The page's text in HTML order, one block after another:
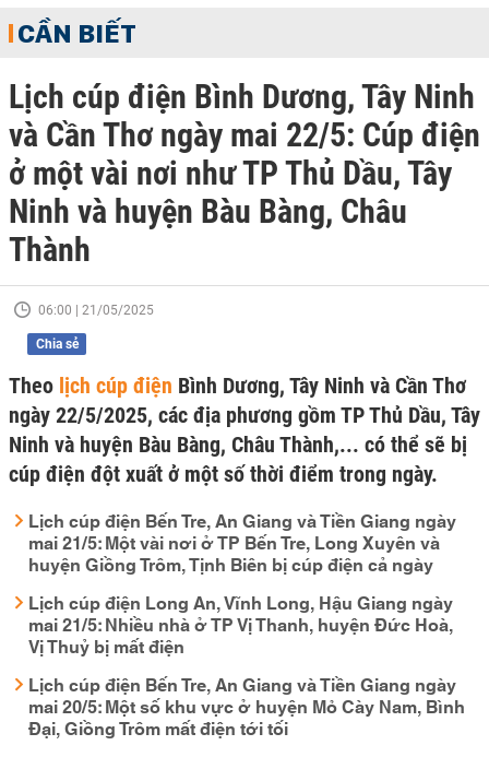
CẦN BIẾT
Lịch cúp điện Bình Dương, Tây Ninh
và Cần Thơ ngày mai 22/5: Cúp điện
ở một vài nơi như TP Thủ Dầu, Tây
Ninh và huyện Bàu Bàng, Châu
Thành
06:00 | 21/05/2025
Chia sẻ
Theo lịch cúp điện Bình Dương, Tây Ninh và Cần Thơ
ngày 22/5/2025, các địa phương gồm TP Thủ Dầu, Tây
Ninh và huyện Bàu Bàng, Châu Thành,... có thể sẽ bị
cúp điện đột xuất ở một số thời điểm trong ngày.
Lịch cúp điện Bến Tre, An Giang và Tiền Giang ngày
mai 21/5: Một vài nơi ở TP Bến Tre, Long Xuyên và
huyện Giồng Trôm, Tịnh Biên bị cúp điện cả ngày
Lịch cúp điện Long An, Vĩnh Long, Hậu Giang ngày
mai 21/5: Nhiều nhà ở TP Vị Thanh, huyện Đức Hoà,
Vị Thuỷ bị mất điện
Lịch cúp điện Bến Tre, An Giang và Tiền Giang ngày
mai 20/5: Một số khu vực ở huyện Mỏ Cày Nam, Bình
Đại, Giồng Trôm mất điện tới tối